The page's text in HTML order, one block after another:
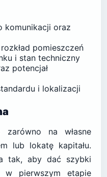
komunikacji oraz
pomieszczeń
i stan techniczny
potencjał
i lokalizacji
zarówno na własne
lub lokatę kapitału.
tak, aby dać szybki
pierwszym etapie